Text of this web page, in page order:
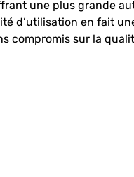
une plus grande
d’utilisation en fait
compromis sur la